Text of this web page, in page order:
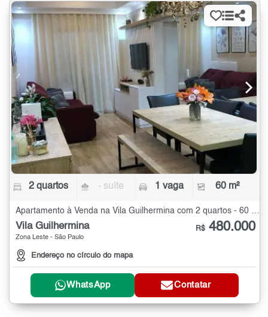
2 quartos - suíte 1 vaga 60 m²
Apartamento à Venda na Vila Guilhermina com 2 quartos - 60 m²
Vila Guilhermina
Zona Leste - São Paulo
Endereço no círculo do mapa
R$ 480.000
WhatsApp Contatar